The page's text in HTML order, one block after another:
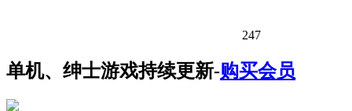
247
单机、绅士游戏持续更新-购买会员